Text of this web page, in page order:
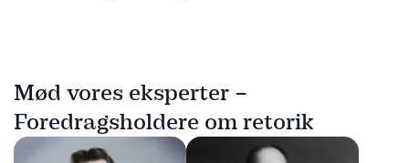
Mød vores eksperter –
Foredragsholdere om retorik